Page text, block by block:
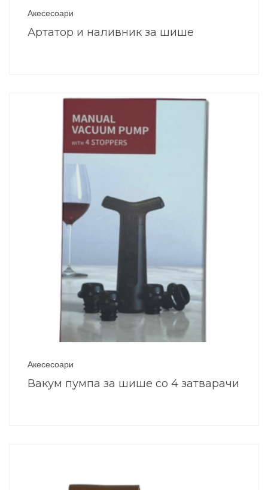
Акесесоари
Артатор и наливник за шише
Акесесоари
Вакум пумпа за шише со 4 затварачи